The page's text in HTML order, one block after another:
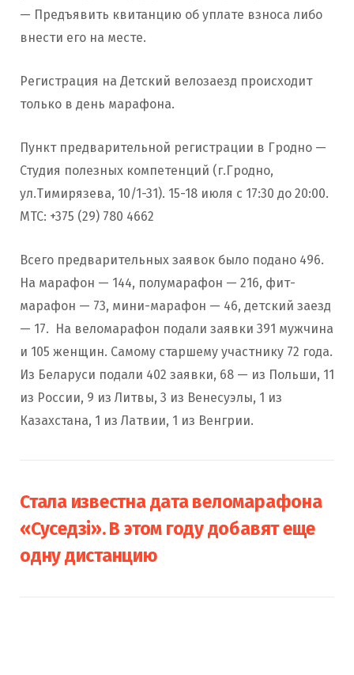
— Предъявить квитанцию об уплате взноса либо
внести его на месте.
Регистрация на Детский велозаезд происходит
только в день марафона.
Пункт предварительной регистрации в Гродно —
Студия полезных компетенций (г.Гродно,
ул.Тимирязева, 10/1-31). 15-18 июля с 17:30 до 20:00.
МТС: +375 (29) 780 4662
Всего предварительных заявок было подано 496.
На марафон — 144, полумарафон — 216, фит-
марафон — 73, мини-марафон — 46, детский заезд
— 17. На веломарафон подали заявки 391 мужчина
и 105 женщин. Самому старшему участнику 72 года.
Из Беларуси подали 402 заявки, 68 — из Польши, 11
из России, 9 из Литвы, 3 из Венесуэлы, 1 из
Казахстана, 1 из Латвии, 1 из Венгрии.
Стала известна дата веломарафона
«Суседзi». В этом году добавят еще
одну дистанцию